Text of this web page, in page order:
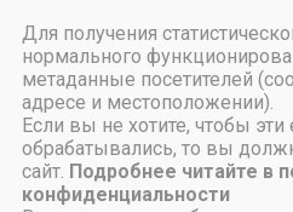
Пичаевский дом
Для получения
нормального
метаданные посетителей
адресе и местоположении).
Если вы не хотите, чтобы
обрабатывались, то вы
сайт. Подробнее читайте в
конфиденциальности